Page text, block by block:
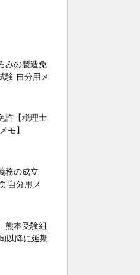
みの製造免
験 自分用メ
許【税理士
モ】
務の成立
自分用メ
熊本受験組
以降に延期